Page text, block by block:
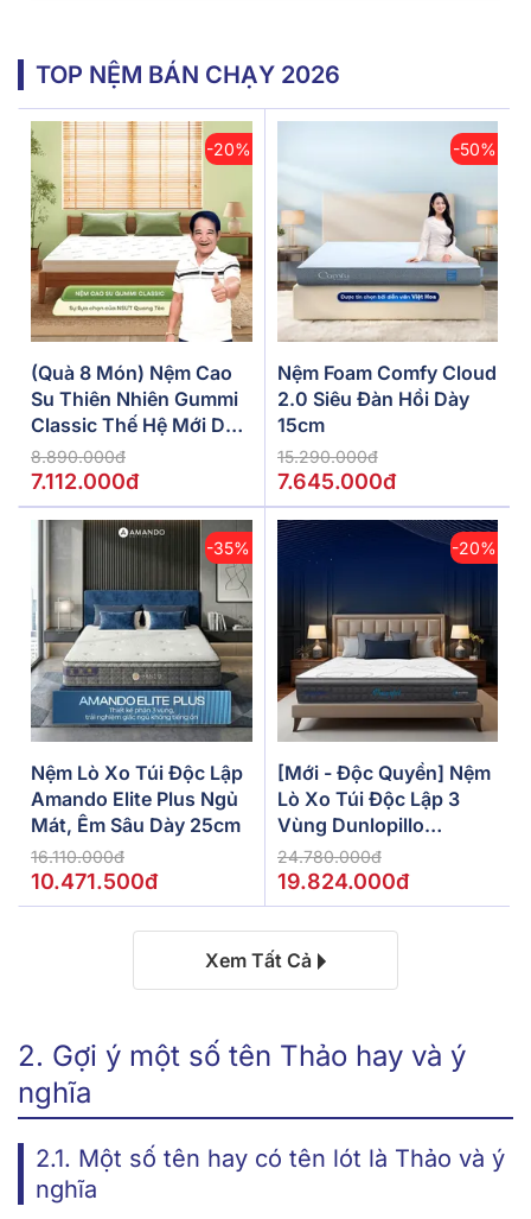
TOP NỆM BÁN CHẠY 2026
-20%
(Quà 8 Món) Nệm Cao
Su Thiên Nhiên Gummi
Classic Thế Hệ Mới Dày
5/10/15cm
8.890.000đ
7.112.000đ
-50%
Nệm Foam Comfy Cloud
2.0 Siêu Đàn Hồi Dày
15cm
15.290.000đ
7.645.000đ
-35%
Nệm Lò Xo Túi Độc Lập
Amando Elite Plus Ngủ
Mát, Êm Sâu Dày 25cm
16.110.000đ
10.471.500đ
-20%
[Mới - Độc Quyền] Nệm
Lò Xo Túi Độc Lập 3
Vùng Dunlopillo
De.Stress Powerful
24.780.000đ
19.824.000đ
Xem Tất Cả
2. Gợi ý một số tên Thảo hay và ý
nghĩa
2.1. Một số tên hay có tên lót là Thảo và ý
nghĩa